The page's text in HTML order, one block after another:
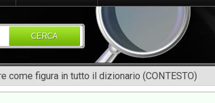
CERCA
come figura in tutto il dizionario (CONTESTO)